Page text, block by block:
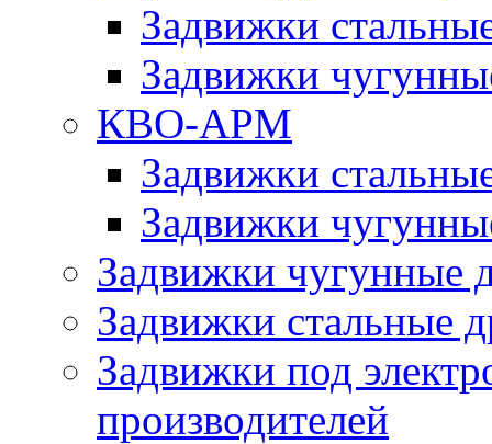
Задвижки
Задвижки
КВО-АРМ
Задвижки
Задвижки
Задвижки чугунные
Задвижки стальные
Задвижки под
производителей